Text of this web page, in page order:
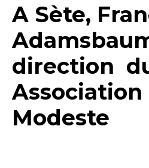
A Sète,
direction
Association
Modeste